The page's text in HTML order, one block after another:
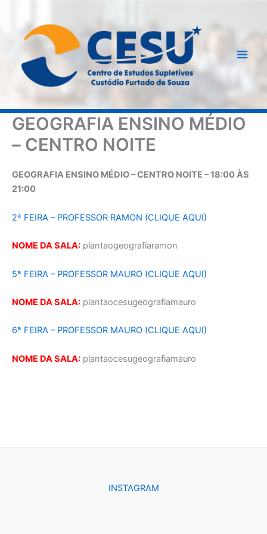
GEOGRAFIA ENSINO MÉDIO
– CENTRO NOITE
GEOGRAFIA ENSINO MÉDIO – CENTRO NOITE – 18:00 ÀS
21:00
2ª FEIRA – PROFESSOR RAMON (CLIQUE AQUI)
NOME DA SALA: plantaogeografiaramon
5ª FEIRA – PROFESSOR MAURO (CLIQUE AQUI)
NOME DA SALA: plantaocesugeografiamauro
6ª FEIRA – PROFESSOR MAURO (CLIQUE AQUI)
NOME DA SALA: plantaocesugeografiamauro
INSTAGRAM